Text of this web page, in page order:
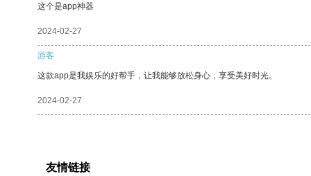
这个是app神器
2024-02-27
游客
这款app是我娱乐的好帮手，让我能够放松身心，享受美好时光。
2024-02-27
友情链接